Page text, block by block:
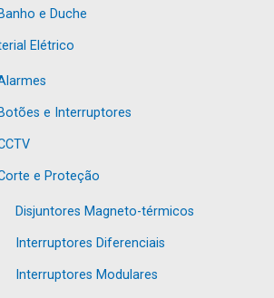
Banho e Duche
Elétrico
Botões e Interruptores
e Proteção
Disjuntores Magneto-térmicos
Interruptores Diferenciais
Interruptores Modulares